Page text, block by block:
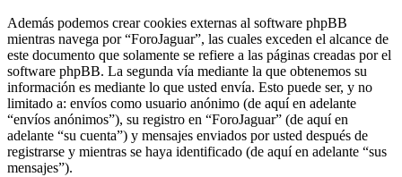
Además podemos crear cookies externas al software phpBB
mientras navega por “ForoJaguar”, las cuales exceden el alcance de
este documento que solamente se refiere a las páginas creadas por el
software phpBB. La segunda vía mediante la que obtenemos su
información es mediante lo que usted envía. Esto puede ser, y no
limitado a: envíos como usuario anónimo (de aquí en adelante
“envíos anónimos”), su registro en “ForoJaguar” (de aquí en
adelante “su cuenta”) y mensajes enviados por usted después de
registrarse y mientras se haya identificado (de aquí en adelante “sus
mensajes”).